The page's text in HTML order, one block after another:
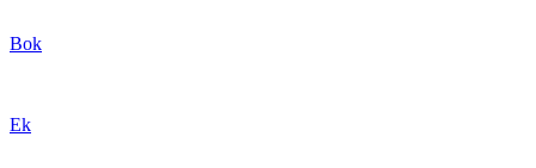
Bok
Ek